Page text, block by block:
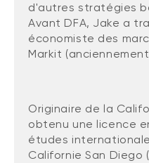
Revenu fixe
Alternatif
d'autres stratégies
Avant DFA, Jake a
économiste des
Markit
Originaire de la
obtenu une licence
études
Californie San Diego